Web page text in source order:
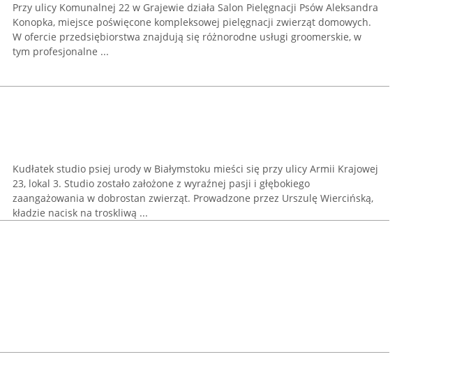
Przy ulicy Komunalnej 22 w Grajewie działa Salon Pielęgnacji Psów Aleksandra
Konopka, miejsce poświęcone kompleksowej pielęgnacji zwierząt domowych.
W ofercie przedsiębiorstwa znajdują się różnorodne usługi groomerskie, w
tym profesjonalne ...
Kudłatek studio psiej urody w Białymstoku mieści się przy ulicy Armii Krajowej
23, lokal 3. Studio zostało założone z wyraźnej pasji i głębokiego
zaangażowania w dobrostan zwierząt. Prowadzone przez Urszulę Wiercińską,
kładzie nacisk na troskliwą ...